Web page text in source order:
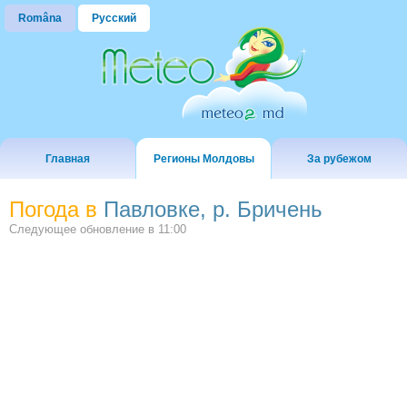
Româna Русский
Главная Регионы Молдовы За рубежом
Погода в Павловке, р. Бричень
Следующее обновление в 11:00